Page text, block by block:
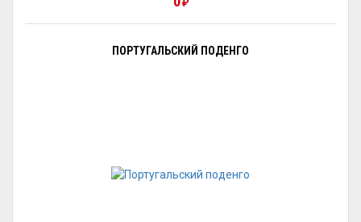
ПОРТУГАЛЬСКИЙ ПОДЕНГО